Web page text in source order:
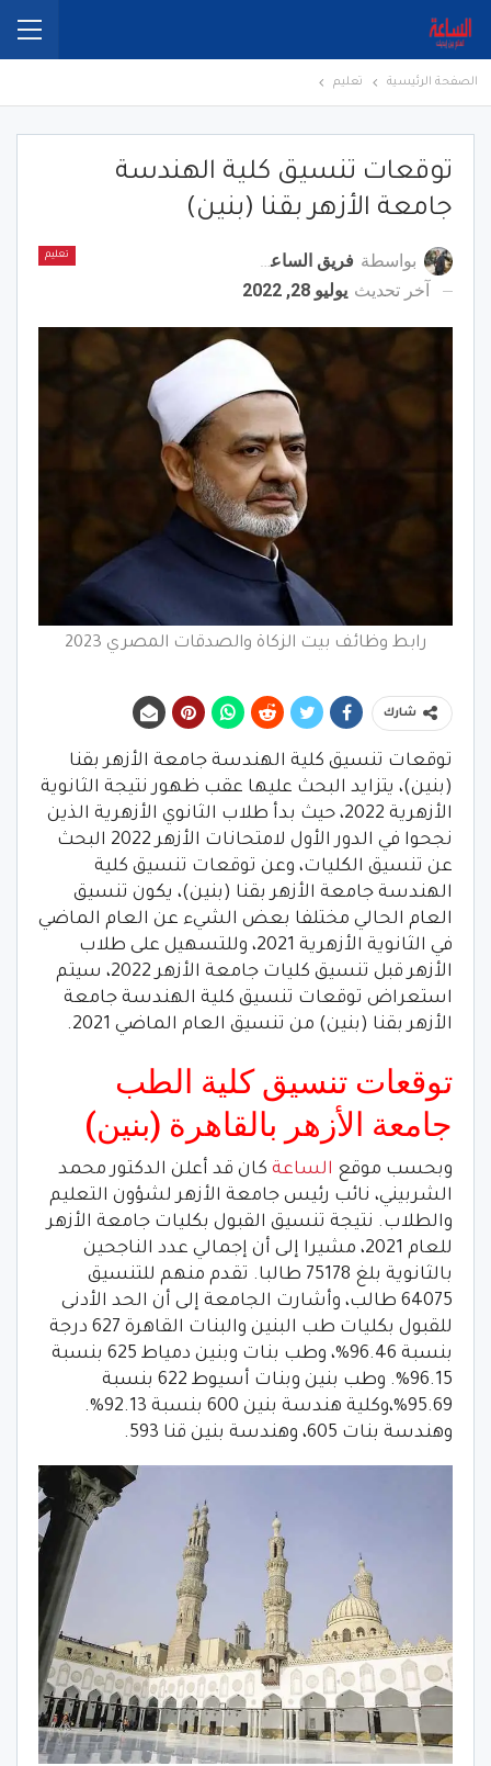
الصفحة الرئيسية تعليم
توقعات تنسيق كلية الهندسة
جامعة الأزهر بقنا (بنين)
تعليم بواسطة فريق الساعة برس
آخر تحديث يوليو 28, 2022
رابط وظائف بيت الزكاة والصدقات المصري 2023
شارك
توقعات تنسيق كلية الهندسة جامعة الأزهر بقنا
(بنين)، يتزايد البحث عليها عقب ظهور نتيجة الثانوية
الأزهرية 2022، حيث بدأ طلاب الثانوي الأزهرية الذين
نجحوا في الدور الأول لامتحانات الأزهر 2022 البحث
عن تنسيق الكليات، وعن توقعات تنسيق كلية
الهندسة جامعة الأزهر بقنا (بنين)، يكون تنسيق
العام الحالي مختلفا بعض الشيء عن العام الماضي
في الثانوية الأزهرية 2021، وللتسهيل على طلاب
الأزهر قبل تنسيق كليات جامعة الأزهر 2022، سيتم
استعراض توقعات تنسيق كلية الهندسة جامعة
الأزهر بقنا (بنين) من تنسيق العام الماضي 2021.
توقعات تنسيق كلية الطب
جامعة الأزهر بالقاهرة (بنين)
وبحسب موقع الساعة كان قد أعلن الدكتور محمد
الشربيني، نائب رئيس جامعة الأزهر لشؤون التعليم
والطلاب. نتيجة تنسيق القبول بكليات جامعة الأزهر
للعام 2021، مشيرا إلى أن إجمالي عدد الناجحين
بالثانوية بلغ 75178 طالبا. تقدم منهم للتنسيق
64075 طالب، وأشارت الجامعة إلى أن الحد الأدنى
للقبول بكليات طب البنين والبنات القاهرة 627 درجة
بنسبة 96.46%، وطب بنات وبنين دمياط 625 بنسبة
96.15%. وطب بنين وبنات أسيوط 622 بنسبة
95.69%،وكلية هندسة بنين 600 بنسبة 92.13%.
وهندسة بنات 605، وهندسة بنين قنا 593.